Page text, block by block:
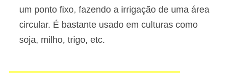
um ponto fixo, fazendo a irrigação de uma área
circular. É bastante usado em culturas como
soja, milho, trigo, etc.